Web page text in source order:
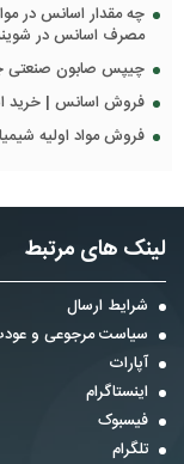
چه مقدار اسانس در
مصرف اسانس در
چیپس صابون صنعتی
فروش اسانس | خرید
فروش مواد اولیه
لینک های مرتبط
شرایط ارسال
سیاست مرجوعی و
آپارات
اینستاگرام
فیسبوک
تلگرام